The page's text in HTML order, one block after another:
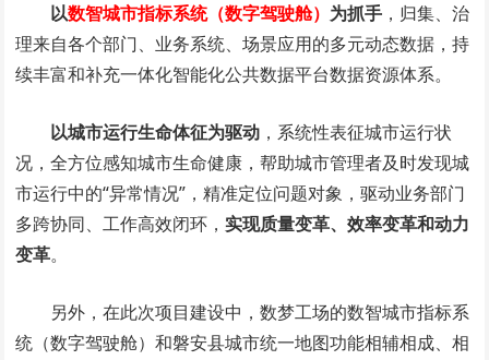
以数智城市指标系统（数字驾驶舱） 为抓手 ，归集、治
理来自各个部门、业务系统、场景应用的多元动态数据，持
续丰富和补充一体化智能化公共数据平台数据资源体系。
以城市运行生命体征为驱动 ，系统性表征城市运行状
况，全方位感知城市生命健康，帮助城市管理者及时发现城
市运行中的“异常情况”，精准定位问题对象，驱动业务部门
多跨协同、工作高效闭环，实现质量变革、效率变革和动力
变革。
另外，在此次项目建设中，数梦工场的数智城市指标系
统（数字驾驶舱）和磐安县城市统一地图功能相辅相成、相